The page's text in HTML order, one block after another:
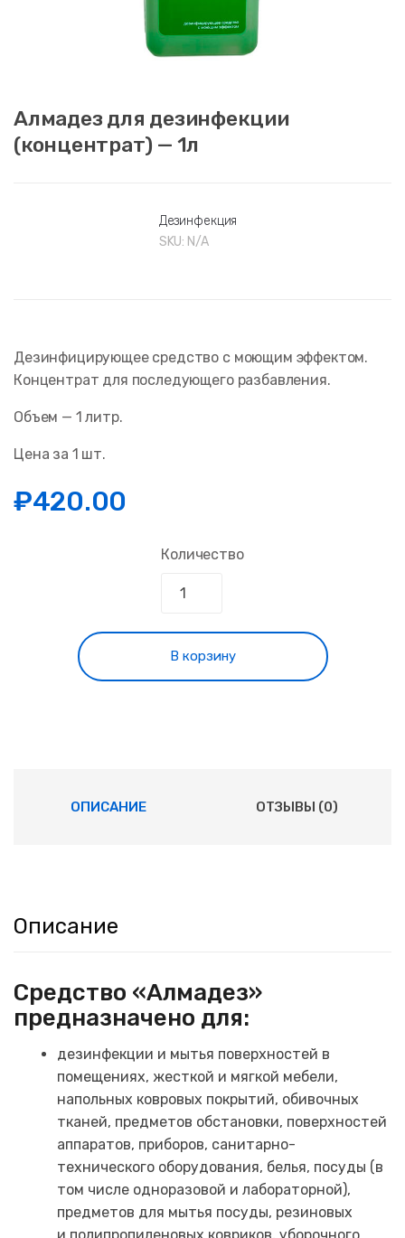
Алмадез для дезинфекции
(концентрат) — 1л
Дезинфекция
SKU: N/A
Дезинфицирующее средство с моющим эффектом.
Концентрат для последующего разбавления.
Объем — 1 литр.
Цена за 1 шт.
₽420.00
Количество
В корзину
ОПИСАНИЕ ОТЗЫВЫ (0)
Описание
Средство «Алмадез»
предназначено для:
дезинфекции и мытья поверхностей в
помещениях, жесткой и мягкой мебели,
напольных ковровых покрытий, обивочных
тканей, предметов обстановки, поверхностей
аппаратов, приборов, санитарно-
технического оборудования, белья, посуды (в
том числе одноразовой и лабораторной),
предметов для мытья посуды, резиновых
и полипропиленовых ковриков, уборочного